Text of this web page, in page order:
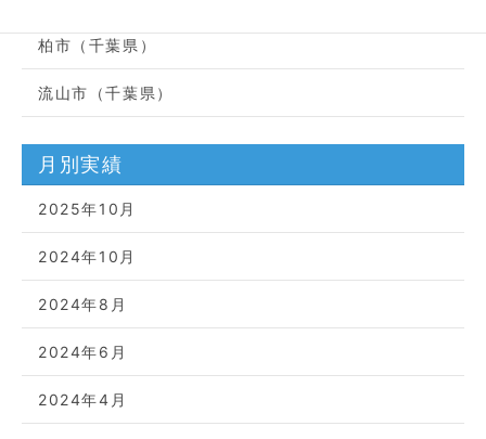
柏市（千葉県）
流山市（千葉県）
月別実績
2025年10月
2024年10月
2024年8月
2024年6月
2024年4月